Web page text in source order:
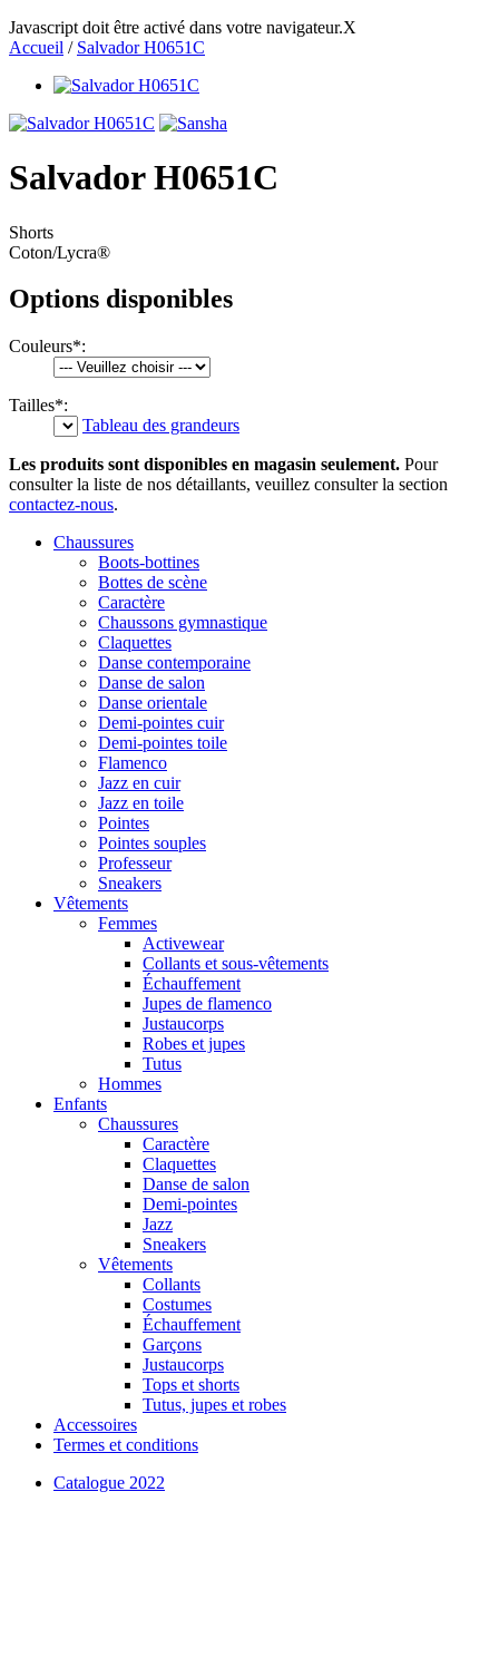
Javascript doit être activé dans votre navigateur.X
Accueil / Salvador H0651C
Salvador H0651C
Shorts
Coton/Lycra®
Options disponibles
Couleurs*:
Tailles*:
Tableau des grandeurs
Les produits sont disponibles en magasin seulement. Pour
consulter la liste de nos détaillants, veuillez consulter la section
contactez-nous.
Chaussures
Boots-bottines
Bottes de scène
Caractère
Chaussons gymnastique
Claquettes
Danse contemporaine
Danse de salon
Danse orientale
Demi-pointes cuir
Demi-pointes toile
Flamenco
Jazz en cuir
Jazz en toile
Pointes
Pointes souples
Professeur
Sneakers
Vêtements
Femmes
Activewear
Collants et sous-vêtements
Échauffement
Jupes de flamenco
Justaucorps
Robes et jupes
Tutus
Hommes
Enfants
Chaussures
Caractère
Claquettes
Danse de salon
Demi-pointes
Jazz
Sneakers
Vêtements
Collants
Costumes
Échauffement
Garçons
Justaucorps
Tops et shorts
Tutus, jupes et robes
Accessoires
Termes et conditions
Catalogue 2022